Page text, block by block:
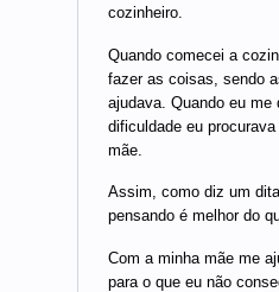
cozinheiro.
Quando comecei a
fazer as coisas, sendo
ajudava. Quando eu me
dificuldade eu
mãe.
Assim, como diz um
pensando é melhor do
Com a minha mãe me
para o que eu não